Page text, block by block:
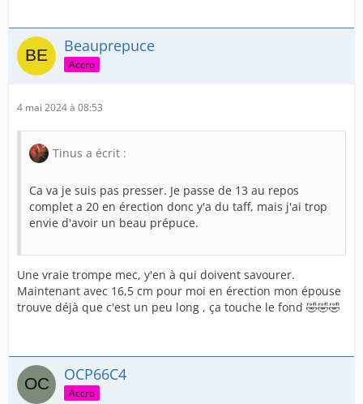
Beauprepuce
Accro
4 mai 2024 à 08:53
Tinus a écrit :
Ca va je suis pas presser. Je passe de 13 au repos
complet a 20 en érection donc y'a du taff, mais j'ai trop
envie d'avoir un beau prépuce.
Une vraie trompe mec, y'en à qui doivent savourer.
Maintenant avec 16,5 cm pour moi en érection mon épouse
trouve déjà que c'est un peu long , ça touche le fond 🤣🤣🤣
OCP66C4
Accro